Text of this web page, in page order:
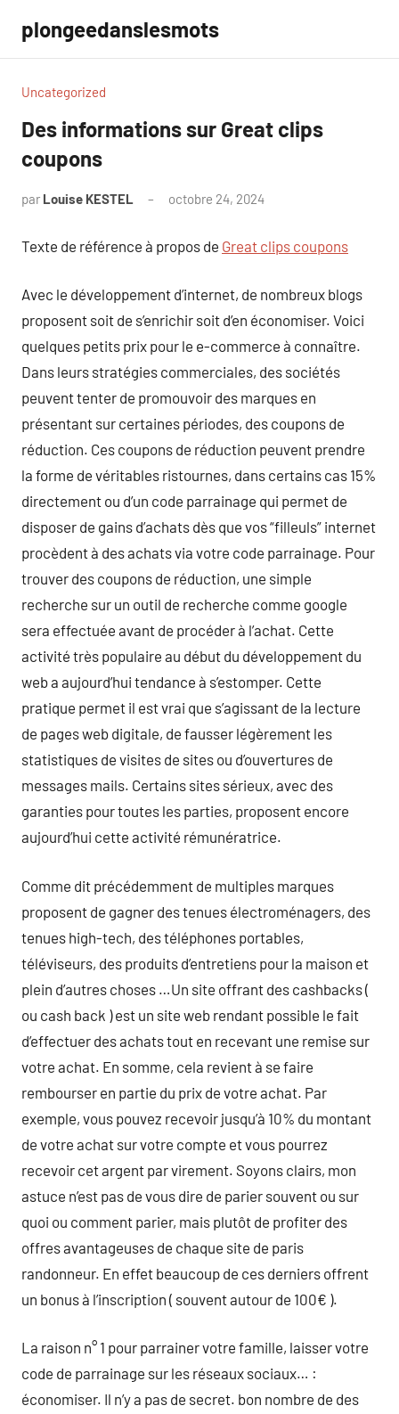
contenu
plongeedanslesmots
Uncategorized
Des informations sur Great clips
coupons
par Louise KESTEL octobre 24, 2024
Texte de référence à propos de Great clips coupons
Avec le développement d’internet, de nombreux blogs
proposent soit de s’enrichir soit d’en économiser. Voici
quelques petits prix pour le e-commerce à connaître.
Dans leurs stratégies commerciales, des sociétés
peuvent tenter de promouvoir des marques en
présentant sur certaines périodes, des coupons de
réduction. Ces coupons de réduction peuvent prendre
la forme de véritables ristournes, dans certains cas 15%
directement ou d’un code parrainage qui permet de
disposer de gains d’achats dès que vos “filleuls” internet
procèdent à des achats via votre code parrainage. Pour
trouver des coupons de réduction, une simple
recherche sur un outil de recherche comme google
sera effectuée avant de procéder à l’achat. Cette
activité très populaire au début du développement du
web a aujourd’hui tendance à s’estomper. Cette
pratique permet il est vrai que s’agissant de la lecture
de pages web digitale, de fausser légèrement les
statistiques de visites de sites ou d’ouvertures de
messages mails. Certains sites sérieux, avec des
garanties pour toutes les parties, proposent encore
aujourd’hui cette activité rémunératrice.
Comme dit précédemment de multiples marques
proposent de gagner des tenues électroménagers, des
tenues high-tech, des téléphones portables,
téléviseurs, des produits d’entretiens pour la maison et
plein d’autres choses …Un site offrant des cashbacks (
ou cash back ) est un site web rendant possible le fait
d’effectuer des achats tout en recevant une remise sur
votre achat. En somme, cela revient à se faire
rembourser en partie du prix de votre achat. Par
exemple, vous pouvez recevoir jusqu’à 10% du montant
de votre achat sur votre compte et vous pourrez
recevoir cet argent par virement. Soyons clairs, mon
astuce n’est pas de vous dire de parier souvent ou sur
quoi ou comment parier, mais plutôt de profiter des
offres avantageuses de chaque site de paris
randonneur. En effet beaucoup de ces derniers offrent
un bonus à l’inscription ( souvent autour de 100€ ).
La raison n° 1 pour parrainer votre famille, laisser votre
code de parrainage sur les réseaux sociaux… :
économiser. Il n’y a pas de secret. bon nombre de des